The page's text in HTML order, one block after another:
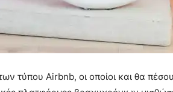
τύπου Airbnb, οι οποίοι και θα